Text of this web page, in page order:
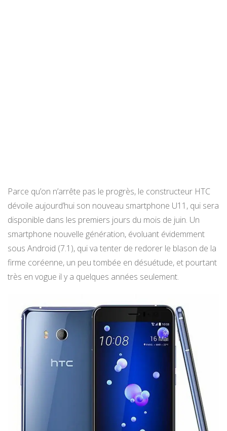
Parce qu’on n’arrête pas le progrès, le constructeur HTC
dévoile aujourd’hui son nouveau smartphone U11, qui sera
disponible dans les premiers jours du mois de juin. Un
smartphone nouvelle génération, évoluant évidemment
sous Android (7.1), qui va tenter de redorer le blason de la
firme coréenne, un peu tombée en désuétude, et pourtant
très en vogue il y a quelques années seulement.